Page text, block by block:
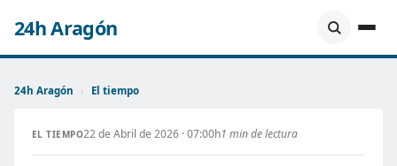
24h Aragón
24h Aragón › El tiempo
EL TIEMPO22 de Abril de 2026 · 07:00h1 min de lectura